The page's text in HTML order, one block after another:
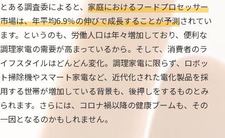
とある調査委によると、 家庭におけるフードプロセッサー
市場は、年平均6.9％の伸びで成長することが予測されてい
ます。というのも、労働人口は年々増加しており、便利な
調理家電の需要が高まっているから。そして、消費者のラ
イフスタイルはどんどん変化。調理家電に限らず、ロボッ
ト掃除機やスマート家電など、近代化された電化製品を採
用する世帯が増加している背景も、後押しをするものとみ
られます。さらには、コロナ禍以降の健康ブームも、その
一因となるのかもしれません。